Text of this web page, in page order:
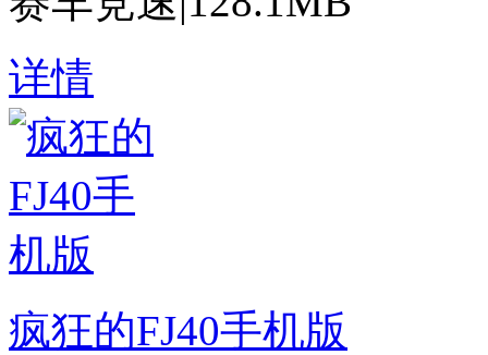
详情
疯狂的FJ40手机版